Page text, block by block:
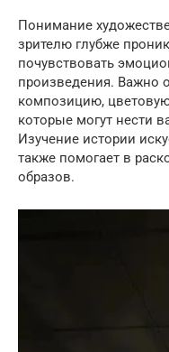
Понимание
зрителю глубже
почувствовать
произведения. Важно
композицию,
которые могут нести
Изучение истории
также помогает в
образов.